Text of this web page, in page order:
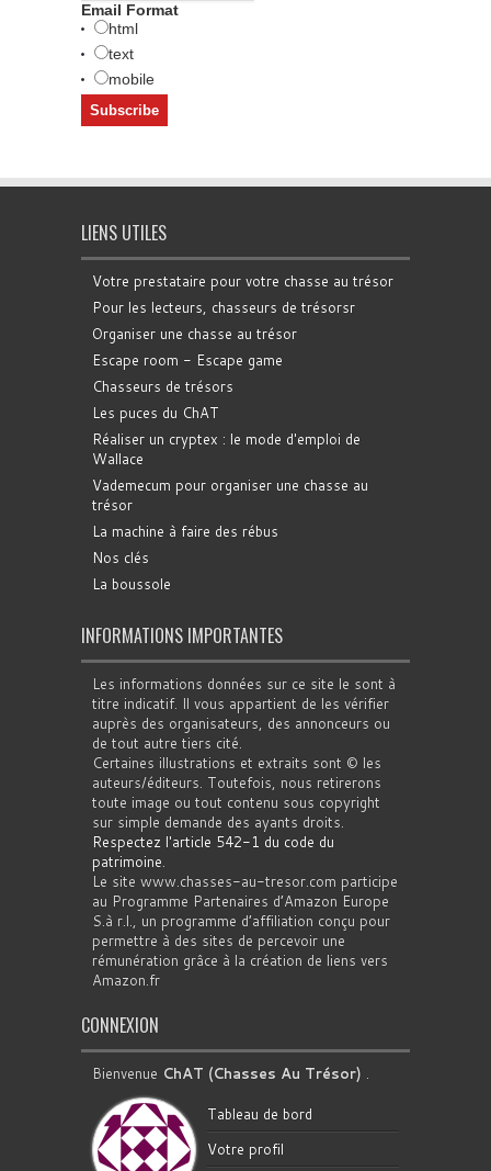
Email Format
html
text
mobile
LIENS UTILES
Votre prestataire pour votre chasse au trésor
Pour les lecteurs, chasseurs de trésorsr
Organiser une chasse au trésor
Escape room - Escape game
Chasseurs de trésors
Les puces du ChAT
Réaliser un cryptex : le mode d'emploi de
Wallace
Vademecum pour organiser une chasse au
trésor
La machine à faire des rébus
Nos clés
La boussole
INFORMATIONS IMPORTANTES
Les informations données sur ce site le sont à
titre indicatif. Il vous appartient de les vérifier
auprès des organisateurs, des annonceurs ou
de tout autre tiers cité.
Certaines illustrations et extraits sont © les
auteurs/éditeurs. Toutefois, nous retirerons
toute image ou tout contenu sous copyright
sur simple demande des ayants droits.
Respectez l'article 542-1 du code du
patrimoine.
Le site www.chasses-au-tresor.com participe
au Programme Partenaires d’Amazon Europe
S.à r.l., un programme d’affiliation conçu pour
permettre à des sites de percevoir une
rémunération grâce à la création de liens vers
Amazon.fr
CONNEXION
Bienvenue ChAT (Chasses Au Trésor) .
Tableau de bord
Votre profil